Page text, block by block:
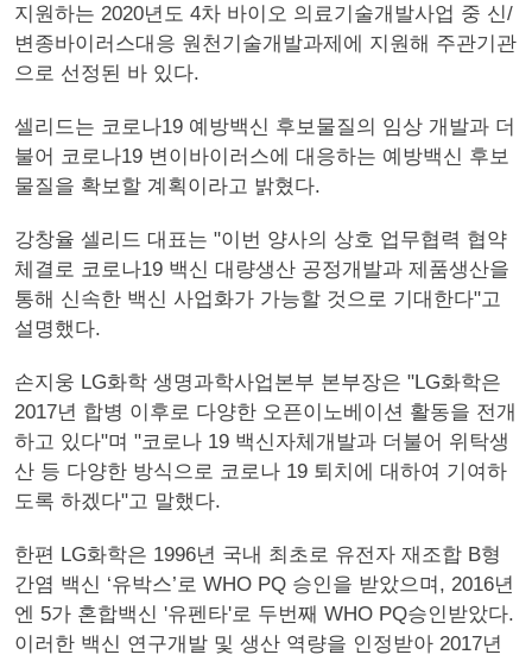
지원하는 2020년도 4차 바이오 의료기술개발사업 중 신/
변종바이러스대응 원천기술개발과제에 지원해 주관기관
으로 선정된 바 있다.
셀리드는 코로나19 예방백신 후보물질의 임상 개발과 더
불어 코로나19 변이바이러스에 대응하는 예방백신 후보
물질을 확보할 계획이라고 밝혔다.
강창율 셀리드 대표는 "이번 양사의 상호 업무협력 협약
체결로 코로나19 백신 대량생산 공정개발과 제품생산을
통해 신속한 백신 사업화가 가능할 것으로 기대한다"고
설명했다.
손지웅 LG화학 생명과학사업본부 본부장은 "LG화학은
2017년 합병 이후로 다양한 오픈이노베이션 활동을 전개
하고 있다"며 "코로나 19 백신자체개발과 더불어 위탁생
산 등 다양한 방식으로 코로나 19 퇴치에 대하여 기여하
도록 하겠다"고 말했다.
한편 LG화학은 1996년 국내 최초로 유전자 재조합 B형
간염 백신 ‘유박스’로 WHO PQ 승인을 받았으며, 2016년
엔 5가 혼합백신 '유펜타'로 두번째 WHO PQ승인받았다.
이러한 백신 연구개발 및 생산 역량을 인정받아 2017년